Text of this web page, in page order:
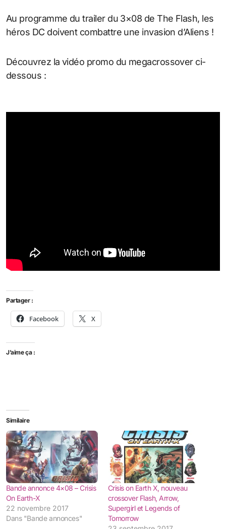
Au programme du trailer du 3×08 de The Flash, les
héros DC doivent combattre une invasion d’Aliens !
Découvrez la vidéo promo du megacrossover ci-
dessous :
Partager :
Facebook X
J’aime ça :
Similaire
Bande annonce 4×08 – Crisis
On Earth-X
22 novembre 2017
Dans "Bande annonces"
Crisis on Earth X, nouveau
crossover Flash, Arrow,
Supergirl et Legends of
Tomorrow